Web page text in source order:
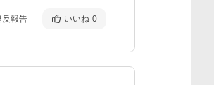
反報告 いいね 0